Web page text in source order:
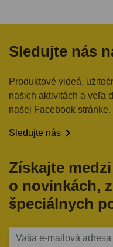
Sledujte nás
Produktové videá,
našich aktivitách a veľa
našej Facebook stránke.
Sledujte nás 
Získajte
o novinkách,
špeciálnych